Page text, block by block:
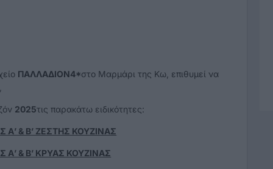
ΠΑΛΛΑΔΙΟΝ4*στο Μαρμάρι της Κω, επιθυμεί να
2025τις παρακάτω ειδικότητες:
Α’ & Β’ ΖΕΣΤΗΣ ΚΟΥΖΙΝΑΣ
Α’ & Β’ ΚΡΥΑΣ ΚΟΥΖΙΝΑΣ